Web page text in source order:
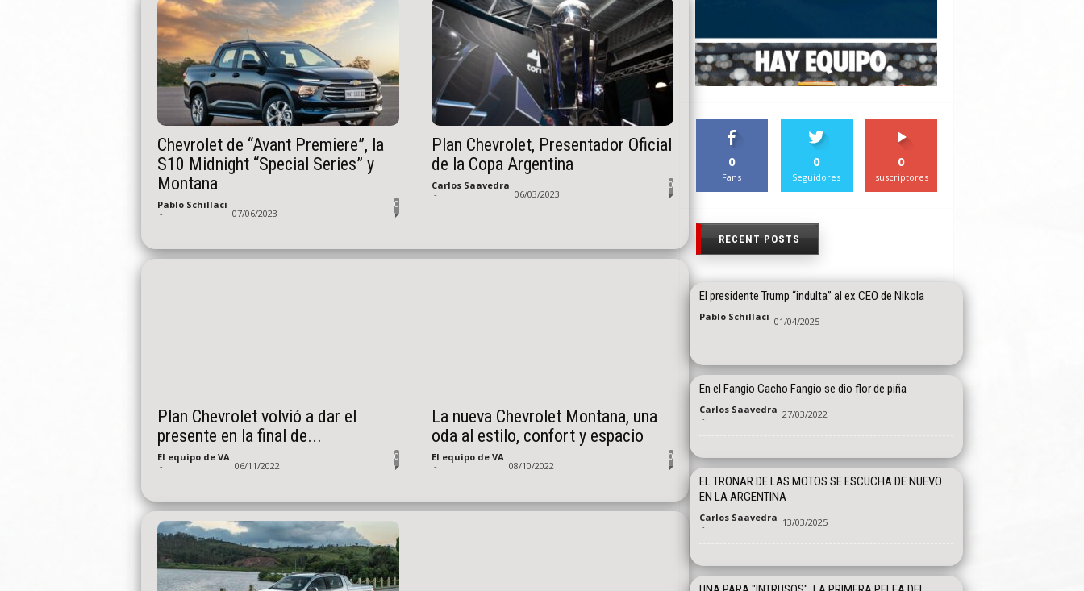
Chevrolet de “Avant Premiere”, la
S10 Midnight “Special Series” y
Montana
Pablo Schillaci
- 07/06/2023
0
Plan Chevrolet, Presentador Oficial
de la Copa Argentina
Carlos Saavedra
- 06/03/2023
0
Plan Chevrolet volvió a dar el
presente en la final de...
El equipo de VA
- 06/11/2022
0
La nueva Chevrolet Montana, una
oda al estilo, confort y espacio
El equipo de VA
- 08/10/2022
0
0
Fans
0
Seguidores
0
suscriptores
RECENT POSTS
El presidente Trump “indulta” al ex CEO de Nikola
Pablo Schillaci
- 01/04/2025
En el Fangio Cacho Fangio se dio flor de piña
Carlos Saavedra
- 27/03/2022
EL TRONAR DE LAS MOTOS SE ESCUCHA DE NUEVO
EN LA ARGENTINA
Carlos Saavedra
- 13/03/2025